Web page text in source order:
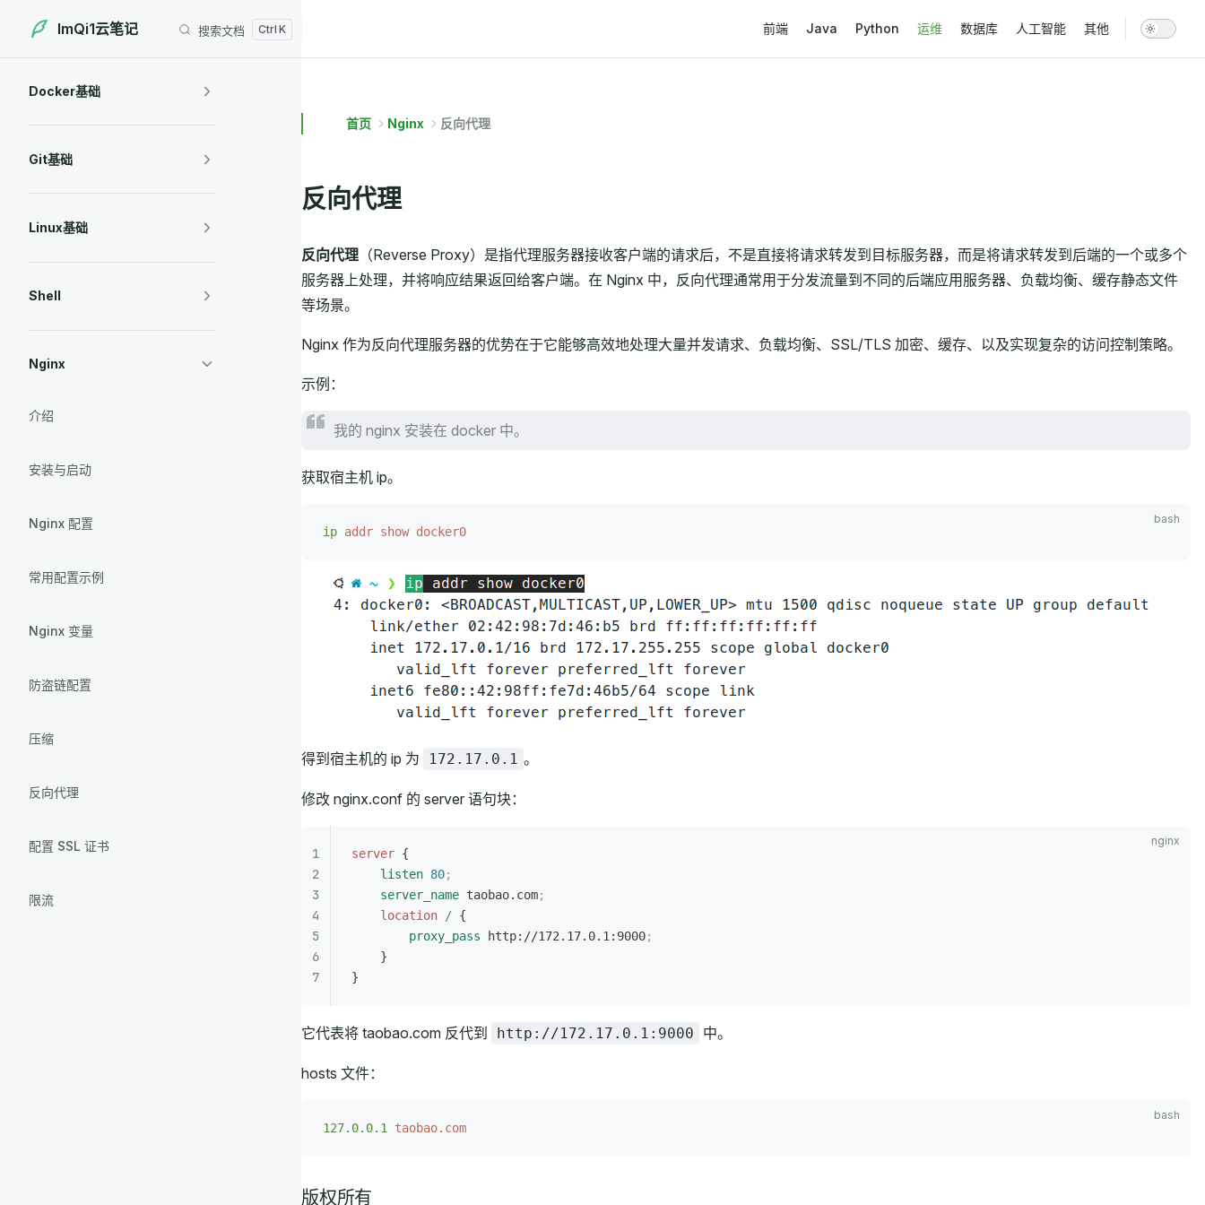
Skip to content
ImQi1云笔记 搜索文档 前端 Java Python 运维 数据库 人工智能 其他
Docker基础
Git基础
Linux基础
Shell
Nginx
介绍
安装与启动
Nginx 配置
常用配置示例
Nginx 变量
防盗链配置
压缩
反向代理
配置 SSL 证书
限流
首页 Nginx 反向代理
反向代理
反向代理 （Reverse Proxy）是指代理服务器接收客户端的请求后，不是直接将请求转发到目标服务器，而是将请求转发到后端的一个或多个
服务器上处理，并将响应结果返回给客户端。在 Nginx 中，反向代理通常用于分发流量到不同的后端应用服务器、负载均衡、缓存静态文件
等场景。
Nginx 作为反向代理服务器的优势在于它能够高效地处理大量并发请求、负载均衡、SSL/TLS 加密、缓存、以及实现复杂的访问控制策略。
示例：
我的 nginx 安装在 docker 中。
获取宿主机 ip。
ip addr show docker0
得到宿主机的 ip 为 172.17.0.1 。
修改 nginx.conf 的 server 语句块：
server {
    listen
80;
    server_name
taobao.com;
    location
/ {
        proxy_pass
http://172.17.0.1:9000;
    }
}
它代表将 taobao.com 反代到 http://172.17.0.1:9000 中。
hosts 文件：
127.0.0.1 taobao.com
版权所有